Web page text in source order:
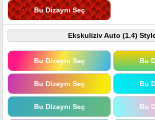
Bu Dizaynı Seç
Ekskuliziv Auto (1.4)
Bu Dizaynı Seç Bu
Bu Dizaynı Seç Bu
Bu Dizaynı Seç Bu